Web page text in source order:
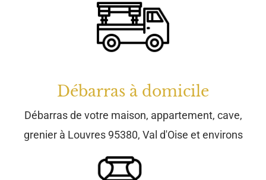
Débarras à domicile
Débarras de votre maison, appartement, cave,
grenier à Louvres 95380, Val d'Oise et environs